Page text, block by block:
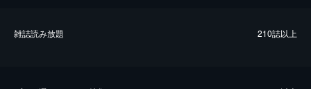
雑誌読み放題 210誌以上